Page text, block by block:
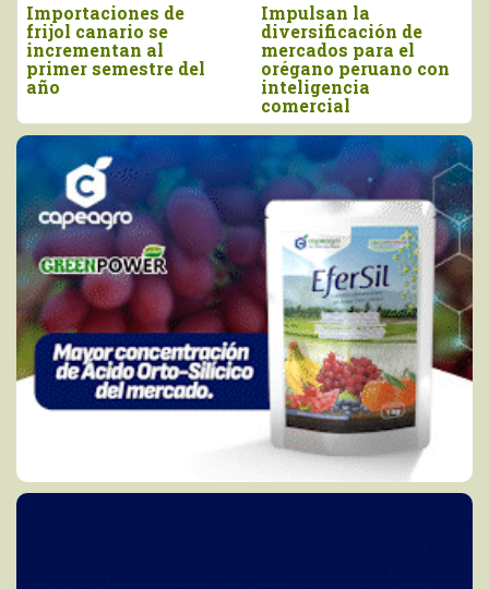
Importaciones de
frijol canario se
incrementan al
primer semestre del
año
Impulsan la
diversificación de
mercados para el
orégano peruano con
inteligencia
comercial